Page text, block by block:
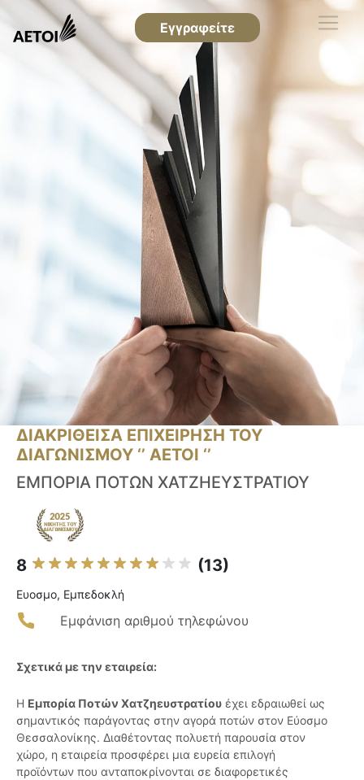
Εγγραφείτε
ΔΙΑΚΡΙΘΕΙΣΑ ΕΠΙΧΕΙΡΗΣΗ ΤΟΥ
ΔΙΑΓΩΝΙΣΜΟΥ ‘’ ΑΕΤΟΙ ‘’
ΕΜΠΟΡΙΑ ΠΟΤΩΝ ΧΑΤΖΗΕΥΣΤΡΑΤΙΟΥ
8 (13)
Ευοσμο, Εμπεδοκλή
Εμφάνιση αριθμού τηλεφώνου
Σχετικά με την εταιρεία:
Η Εμπορία Ποτών Χατζηευστρατίου έχει εδραιωθεί ως
σημαντικός παράγοντας στην αγορά ποτών στον Εύοσμο
Θεσσαλονίκης. Διαθέτοντας πολυετή παρουσία στον
χώρο, η εταιρεία προσφέρει μια ευρεία επιλογή
προϊόντων που ανταποκρίνονται σε διαφορετικές